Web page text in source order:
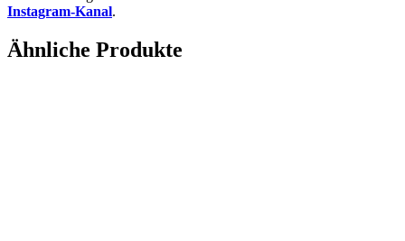
Instagram-Kanal.
Ähnliche Produkte